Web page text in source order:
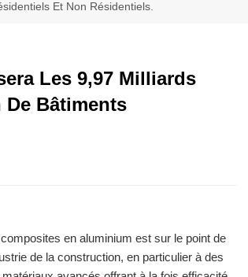
Et Non Résidentiels.
Les 9,97 Milliards D'ici
Résidentiels Et Non
en aluminium est sur le point de
de la construction, en particulier à des